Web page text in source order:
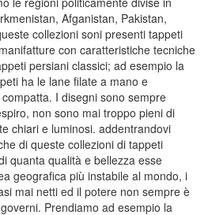
Afganistan, Pakistan,
collezioni soni presenti tappeti
con caratteristiche tecniche
persiani classici; ad esempio la
ha le lane filate a mano e
I disegni sono sempre
non sono mai troppo pieni di
chiari e luminosi. addentrandovi
di queste collezioni di tappeti
quanta qualità e bellezza esse
geografica più instabile al mondo, i
mai netti ed il potere non sempre è
Prendiamo ad esempio la